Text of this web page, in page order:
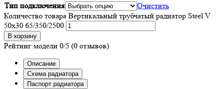
Тип подключения
Очистить
Количество товара Вертикальный трубчатый радиатор Steel V
50х30 65/350/2500
В корзину
Рейтинг модели 0/5 (0 отзывов)
Описание
Схема радиатора
Паспорт радиатора